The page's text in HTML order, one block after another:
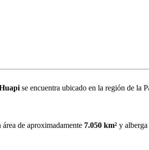
se encuentra ubicado en la región de la
de aproximadamente 7.050 km² y